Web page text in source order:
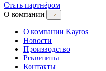
Стать партнёром
О компании
О компании Kayros
Новости
Производство
Реквизиты
Контакты